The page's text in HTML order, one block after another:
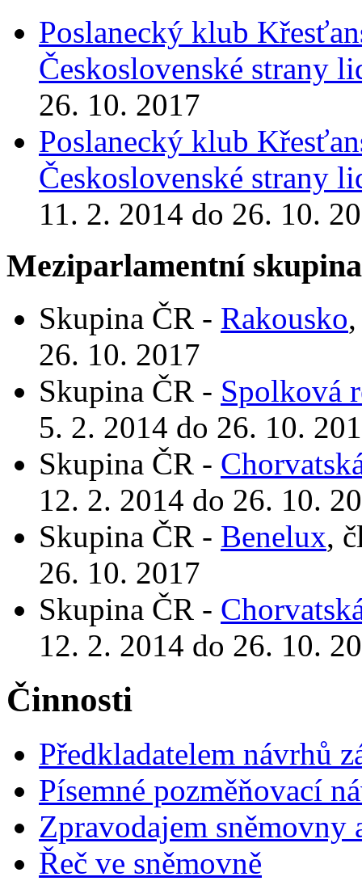
Poslanecký klub
Československé strany
26. 10. 2017
Poslanecký klub
Československé strany
11. 2. 2014 do 26. 10.
Meziparlamentní
Skupina ČR - Rakousko
26. 10. 2017
Skupina ČR - Spolková
5. 2. 2014 do 26. 10.
Skupina ČR -
12. 2. 2014 do 26. 10.
Skupina ČR - Benelux,
26. 10. 2017
Skupina ČR -
12. 2. 2014 do 26. 10.
Činnosti
Předkladatelem návrhů
Písemné pozměňovací
Zpravodajem
Řeč ve sněmovně